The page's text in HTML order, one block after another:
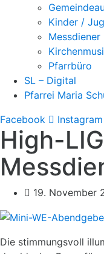
Kinder /
Messdiener
Pfarrbüro
SL – Digital
Pfarrei Maria
Facebook
Instagram
High-
19. November
Die stimmungsvoll